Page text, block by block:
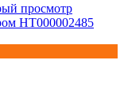
просмотр
НТ000002485